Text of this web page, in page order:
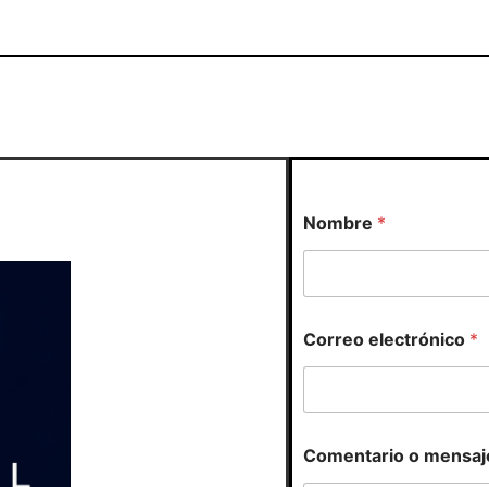
Nombre *
C
o
e
t
a
Correo electrónico *
Comentario o